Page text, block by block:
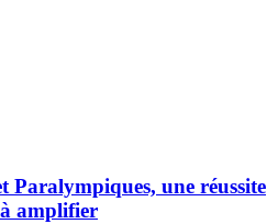
Paralympiques, une réussite
amplifier